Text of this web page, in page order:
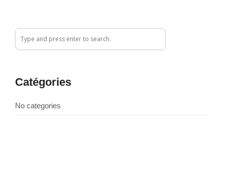
Catégories
No categories